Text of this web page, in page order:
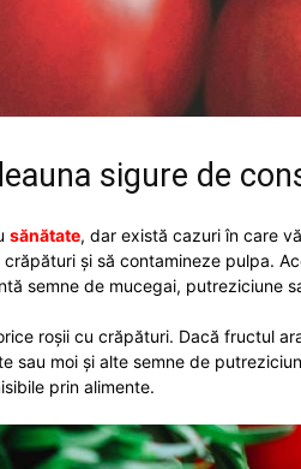
sigure de
sănătate, dar există cazuri în care
și să contamineze pulpa.
semne de mucegai, putreziciune
roșii cu crăpături. Dacă fructul
sau moi și alte semne de
prin alimente.